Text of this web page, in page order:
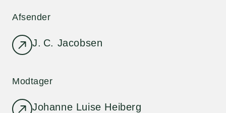
Afsender
J. C. Jacobsen
Modtager
Johanne Luise Heiberg